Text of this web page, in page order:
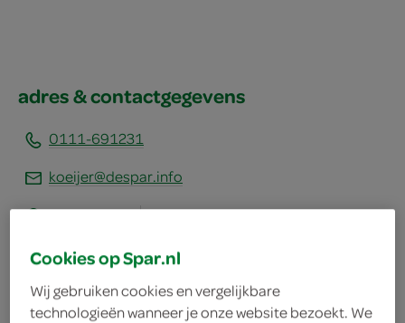
adres & contactgegevens
0111-691231
koeijer@despar.info
Markt 16-18 4318 AG Brouwershaven
bekijk meer vestigingen
KVK 67959040
Cookies op Spar.nl
Wij gebruiken cookies en vergelijkbare
technologieën wanneer je onze website bezoekt. We